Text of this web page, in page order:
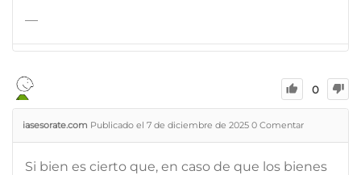
—
0
iasesorate.com Publicado el 7 de diciembre de 2025 0 Comentar
Si bien es cierto que, en caso de que los bienes